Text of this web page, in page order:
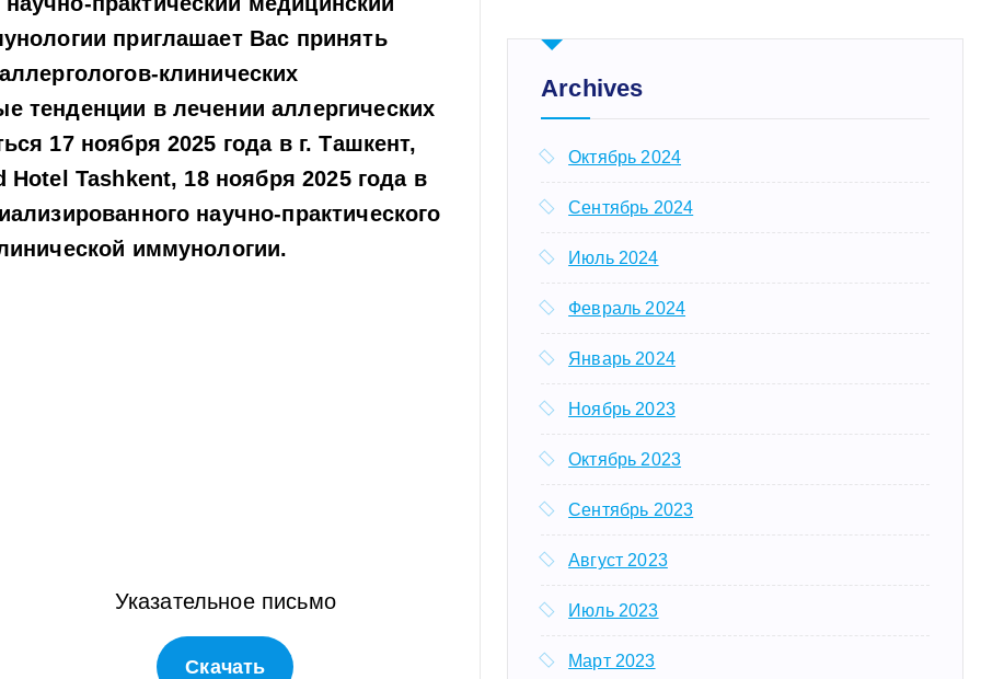
приглашает Вас принять
клинических
тенденции в лечении аллергических
17 ноября 2025 года в г. Ташкент,
Tashkent, 18 ноября 2025 года в
научно-практического
иммунологии.
Указательное письмо
Скачать
:
Archives
Октябрь 2024
Сентябрь 2024
Июль 2024
Февраль 2024
Январь 2024
Ноябрь 2023
Октябрь 2023
Сентябрь 2023
Август 2023
Июль 2023
Март 2023